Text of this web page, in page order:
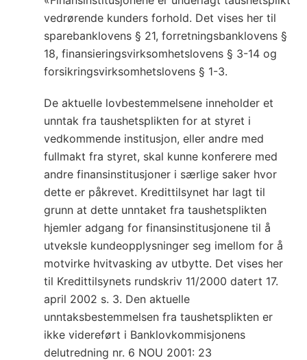
vedrørende kunders forhold. Det vises her til
sparebanklovens § 21, forretningsbanklovens §
18, finansieringsvirksomhetslovens § 3-14 og
forsikringsvirksomhetslovens § 1-3.
De aktuelle lovbestemmelsene inneholder et
unntak fra taushetsplikten for at styret i
vedkommende institusjon, eller andre med
fullmakt fra styret, skal kunne konferere med
andre finansinstitusjoner i særlige saker hvor
dette er påkrevet. Kredittilsynet har lagt til
grunn at dette unntaket fra taushetsplikten
hjemler adgang for finansinstitusjonene til å
utveksle kundeopplysninger seg imellom for å
motvirke hvitvasking av utbytte. Det vises her
til Kredittilsynets rundskriv 11/2000 datert 17.
april 2002 s. 3. Den aktuelle
unntaksbestemmelsen fra taushetsplikten er
ikke videreført i Banklovkommisjonens
delutredning nr. 6 NOU 2001: 23